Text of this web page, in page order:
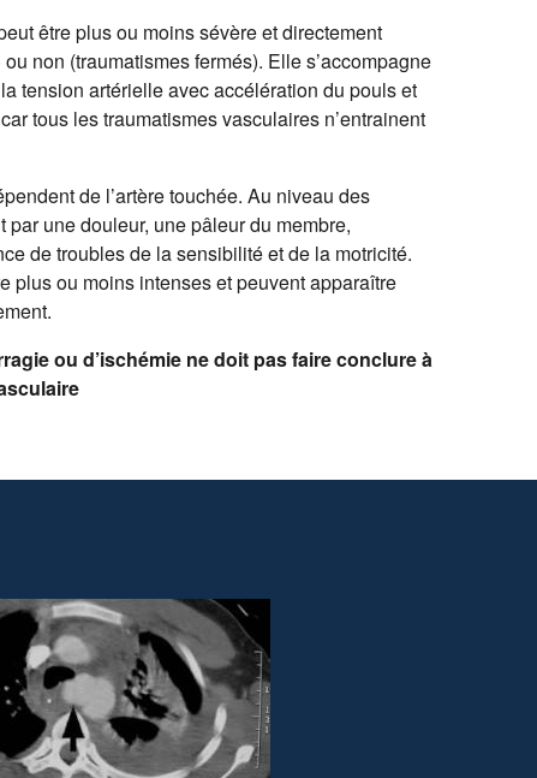
être plus ou moins sévère et directement
non (traumatismes fermés). Elle s’accompagne
tension artérielle avec accélération du pouls et
tous les traumatismes vasculaires n’entrainent
de l’artère touchée. Au niveau des
par une douleur, une pâleur du membre,
de troubles de la sensibilité et de la motricité.
plus ou moins intenses et peuvent apparaître
ou d’ischémie ne doit pas faire conclure à